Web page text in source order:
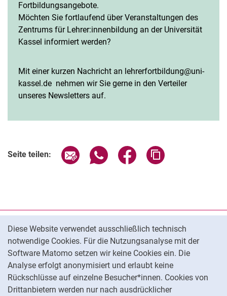
Diese Website verwendet ausschließlich technisch
notwendige Cookies. Für die Nutzungsanalyse mit der
Software Matomo setzen wir keine Cookies ein. Die
Analyse erfolgt anonymisiert und erlaubt keine
Rückschlüsse auf einzelne Besucher*innen. Cookies von
Drittanbietern werden nur nach ausdrücklicher
Fortbildungsangebote.
Möchten Sie fortlaufend über Veranstaltungen des
Zentrums für Lehrer:innenbildung an der Universität
Kassel informiert werden?
Mit einer kurzen Nachricht an lehrerfortbildung@uni-
kassel.de nehmen wir Sie gerne in den Verteiler
unseres Newsletters auf.
Seite teilen: Seite über E-Mail teilen
Seite über WhatsApp teilen
Seite über Facebook
Datenschutz
Barrierefreiheit
Transparenter KI-Einsatz
Impressum
Cookie-Einstellungen